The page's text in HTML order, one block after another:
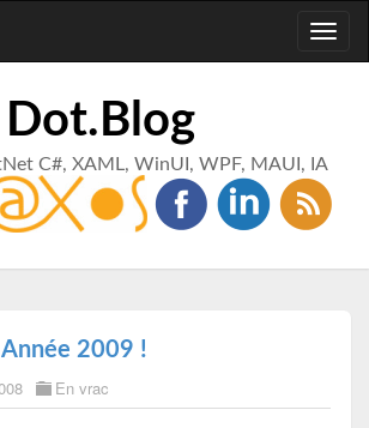
Dot.Blog
C#, XAML, WinUI, WPF, MAUI, IA
2009 !
En vrac